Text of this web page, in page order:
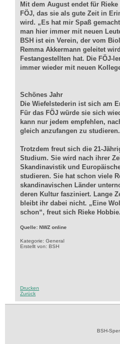
Mit dem August endet für
FÖJ, das sie als gute Zeit in
wird. „Es hat mir Spaß
man hier immer mit neuen
BSH ist ein Verein, der vom
Remma Akkermann geleitet
Festangestellten hat. Die FÖJ-
immer wieder mit neuen
Schönes Jahr
Die Wiefelstederin ist sich am
Für das FÖJ würde sie sich
kann nur jedem empfehlen,
gleich anzufangen zu
Trotzdem freut sich die 21-
Studium. Sie wird nach ihrer
Skandinavistik und
studieren. Sie hat schon viele
skandinavischen Länder
deren Kultur fasziniert. Lange
bleibt ihr dabei nicht. „Eine
schon“, freut sich Rieke Hobbie.
Quelle: NWZ online
Kategorie: General
Erstellt von: BSH
Drucken
Zurück
BSH-